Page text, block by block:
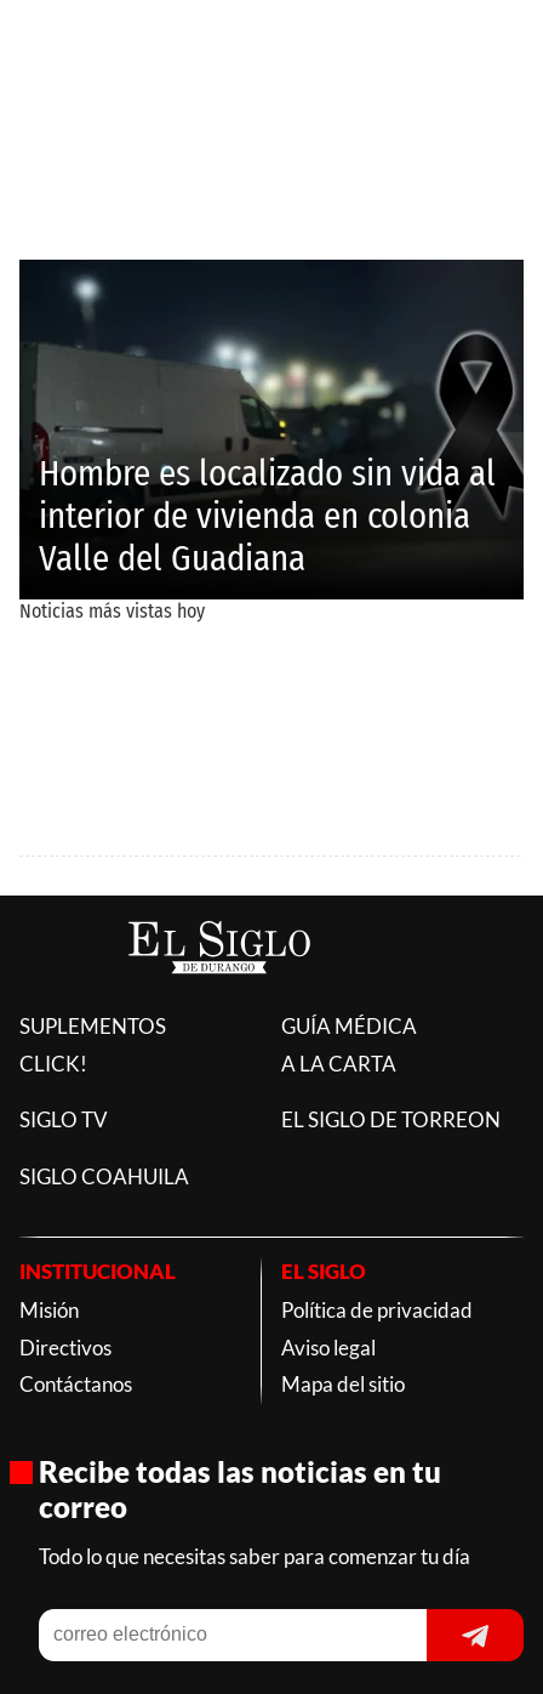
SUPLEMENTOS
CLICK!
GUÍA MÉDICA
A LA CARTA
SIGLO TV EL SIGLO DE TORREON
SIGLO COAHUILA
INSTITUCIONAL
Misión
Directivos
Contáctanos
EL SIGLO
Política de privacidad
Aviso legal
Mapa del sitio
Recibe todas las noticias en tu
correo
Todo lo que necesitas saber para comenzar tu día